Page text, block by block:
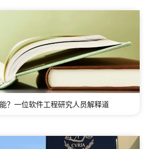
？一位软件工程研究人员解释道